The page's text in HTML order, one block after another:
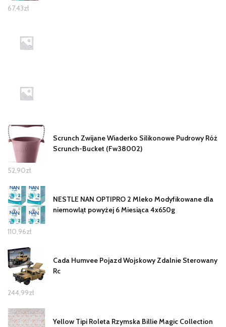
67,43zł
Scrunch Zwijane Wiaderko Silikonowe Pudrowy Róż
Scrunch-Bucket (Fw38002)
52,90zł
NESTLE NAN OPTIPRO 2 Mleko Modyfikowane dla
niemowląt powyżej 6 Miesiąca 4x650g
110,96zł
Cada Humvee Pojazd Wojskowy Zdalnie Sterowany
Rc
244,99zł
Yellow Tipi Roleta Rzymska Billie Magic Collection